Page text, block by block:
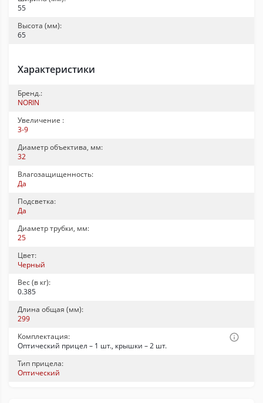
55
Высота (мм):
65
Характеристики
Бренд.:
NORIN
Увеличение :
3-9
Диаметр объектива, мм:
32
Влагозащищенность:
Да
Подсветка:
Да
Диаметр трубки, мм:
25
Цвет:
Черный
Вес (в кг):
0.385
Длина общая (мм):
299
Комплектация:
Оптический прицел – 1 шт., крышки – 2 шт.
Тип прицела:
Оптический